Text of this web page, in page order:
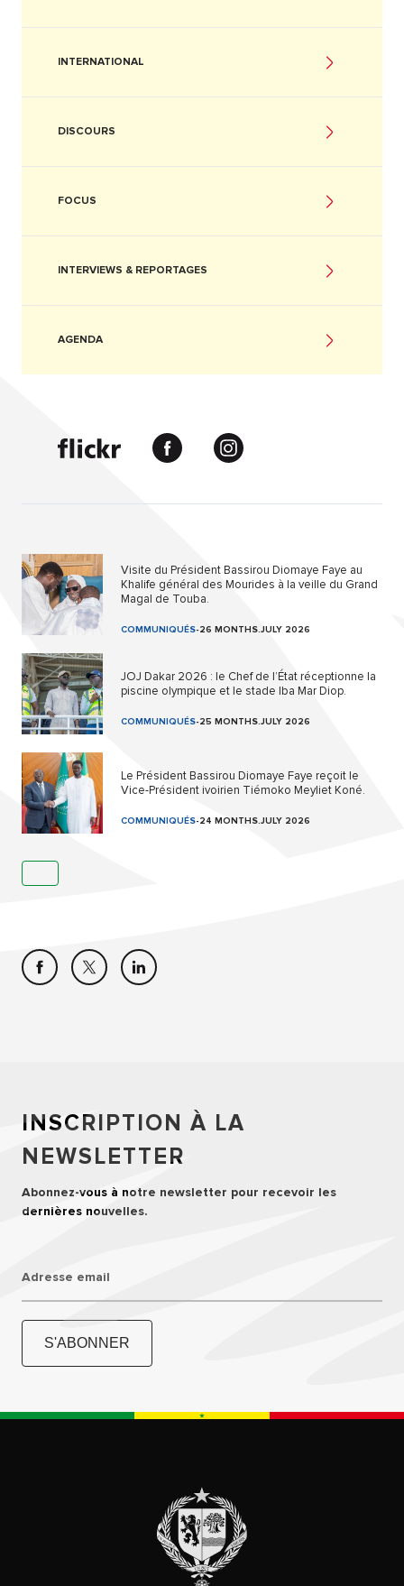
INTERNATIONAL
DISCOURS
FOCUS
INTERVIEWS & REPORTAGES
AGENDA
Visite du Président Bassirou Diomaye Faye au
Khalife général des Mourides à la veille du Grand
Magal de Touba.
COMMUNIQUÉS-26 MONTHS.JULY 2026
JOJ Dakar 2026 : le Chef de l’État réceptionne la
piscine olympique et le stade Iba Mar Diop.
COMMUNIQUÉS-25 MONTHS.JULY 2026
Le Président Bassirou Diomaye Faye reçoit le
Vice-Président ivoirien Tiémoko Meyliet Koné.
COMMUNIQUÉS-24 MONTHS.JULY 2026
INSCRIPTION À LA
NEWSLETTER
Abonnez-vous à notre newsletter pour recevoir les
dernières nouvelles.
Adresse email
S'ABONNER